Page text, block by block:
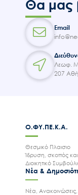
Θα μας
Email
Λεωφ.
207
Ο.ΦΥ.ΠΕ.Κ.Α.
Θεσμικό Πλαισιο
Ίδρυση, σκοπός
Διοικητικό
Νέα &
Νέα,